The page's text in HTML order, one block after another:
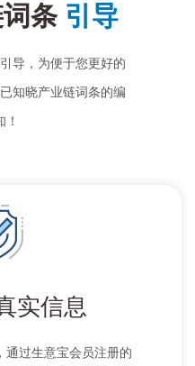
条 引导
导，为便于您更好的
知晓产业链词条的编
实信息
通过生意宝会员注册的